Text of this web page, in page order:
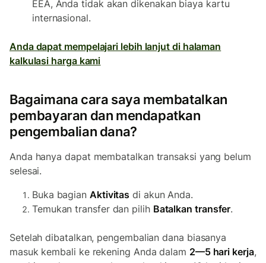
EEA, Anda tidak akan dikenakan biaya kartu
internasional.
Anda dapat mempelajari lebih lanjut di halaman
kalkulasi harga kami
Bagaimana cara saya membatalkan
pembayaran dan mendapatkan
pengembalian dana?
Anda hanya dapat membatalkan transaksi yang belum
selesai.
Buka bagian Aktivitas di akun Anda.
Temukan transfer dan pilih Batalkan transfer.
Setelah dibatalkan, pengembalian dana biasanya
masuk kembali ke rekening Anda dalam 2—5 hari kerja,